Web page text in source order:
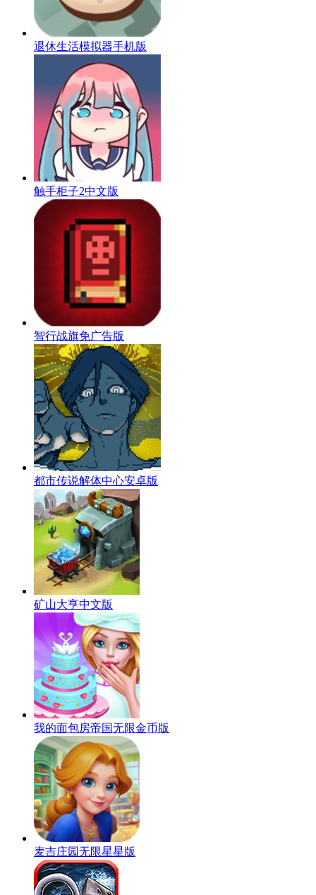
退休生活模拟器手机版
触手柜子2中文版
智行战旗免广告版
都市传说解体中心安卓版
矿山大亨中文版
我的面包房帝国无限金币版
麦吉庄园无限星星版